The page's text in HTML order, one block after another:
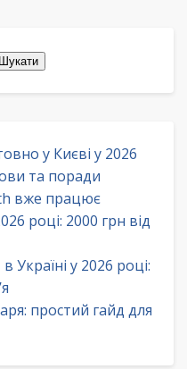
у Києві у 2026
та поради
вже працює
році: 2000 грн від
Україні у 2026 році:
простий гайд для